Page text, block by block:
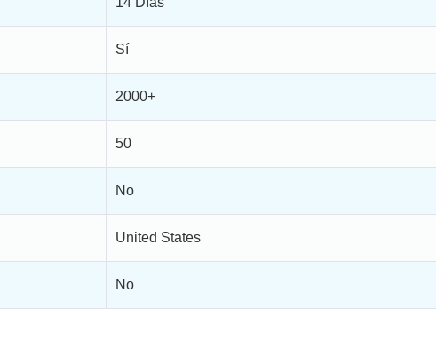
Sí
2000+
50
No
United States
No